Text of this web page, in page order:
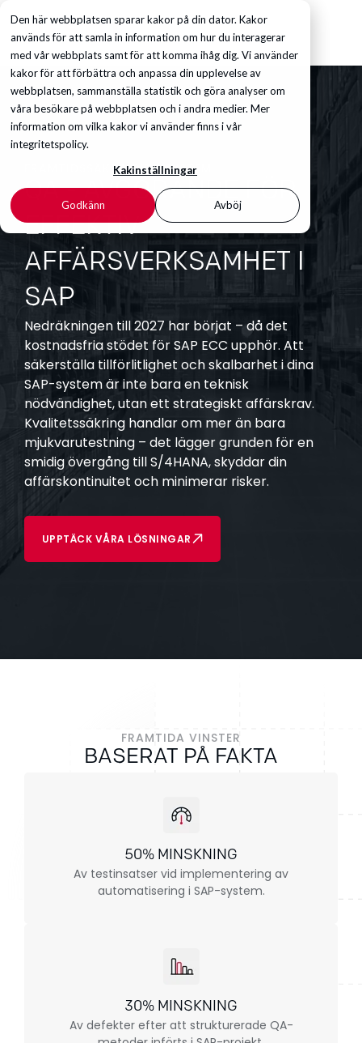
Den här webbplatsen sparar kakor på din dator. Kakor
används för att samla in information om hur du interagerar
med vår webbplats samt för att komma ihåg dig. Vi använder
kakor för att förbättra och anpassa din upplevelse av
webbplatsen, sammanställa statistik och göra analyser om
våra besökare på webbplatsen och i andra medier. Mer
information om vilka kakor vi använder finns i vår
integritetspolicy.
Kakinställningar
Godkänn Avböj
FRAMTIDSSÄKRA DITT SYSTEM
QA - AVGÖRANDE FÖR
EFFEKTIV
AFFÄRSVERKSAMHET I
SAP
Nedräkningen till 2027 har börjat – då det
kostnadsfria stödet för SAP ECC upphör. Att
säkerställa tillförlitlighet och skalbarhet i dina
SAP-system är inte bara en teknisk
nödvändighet, utan ett strategiskt affärskrav.
Kvalitetssäkring handlar om mer än bara
mjukvarutestning – det lägger grunden för en
smidig övergång till S/4HANA, skyddar din
affärskontinuitet och minimerar risker.
UPPTÄCK VÅRA LÖSNINGAR
FRAMTIDA VINSTER
BASERAT PÅ FAKTA
50% MINSKNING
Av testinsatser vid implementering av
automatisering i SAP-system.
30% MINSKNING
Av defekter efter att strukturerade QA-